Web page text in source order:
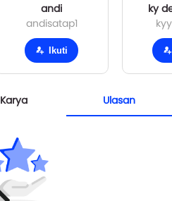
andi
andisatap1
Ikuti
ky
Karya Ulasan